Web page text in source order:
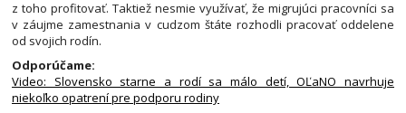
z toho profitovať. Taktiež nesmie využívať, že migrujúci pracovníci sa
v záujme zamestnania v cudzom štáte rozhodli pracovať oddelene
od svojich rodín.
Odporúčame:
Video: Slovensko starne a rodí sa málo detí, OĽaNO navrhuje
niekoľko opatrení pre podporu rodiny